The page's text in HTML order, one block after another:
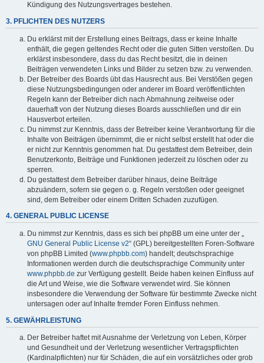
Kündigung des Nutzungsvertrages bestehen.
3. PFLICHTEN DES NUTZERS
Du erklärst mit der Erstellung eines Beitrags, dass er keine Inhalte
enthält, die gegen geltendes Recht oder die guten Sitten verstoßen. Du
erklärst insbesondere, dass du das Recht besitzt, die in deinen
Beiträgen verwendeten Links und Bilder zu setzen bzw. zu verwenden.
Der Betreiber des Boards übt das Hausrecht aus. Bei Verstößen gegen
diese Nutzungsbedingungen oder anderer im Board veröffentlichten
Regeln kann der Betreiber dich nach Abmahnung zeitweise oder
dauerhaft von der Nutzung dieses Boards ausschließen und dir ein
Hausverbot erteilen.
Du nimmst zur Kenntnis, dass der Betreiber keine Verantwortung für die
Inhalte von Beiträgen übernimmt, die er nicht selbst erstellt hat oder die
er nicht zur Kenntnis genommen hat. Du gestattest dem Betreiber, dein
Benutzerkonto, Beiträge und Funktionen jederzeit zu löschen oder zu
sperren.
Du gestattest dem Betreiber darüber hinaus, deine Beiträge
abzuändern, sofern sie gegen o. g. Regeln verstoßen oder geeignet
sind, dem Betreiber oder einem Dritten Schaden zuzufügen.
4. GENERAL PUBLIC LICENSE
Du nimmst zur Kenntnis, dass es sich bei phpBB um eine unter der „
GNU General Public License v2“ (GPL) bereitgestellten Foren-Software
von phpBB Limited (www.phpbb.com) handelt; deutschsprachige
Informationen werden durch die deutschsprachige Community unter
www.phpbb.de zur Verfügung gestellt. Beide haben keinen Einfluss auf
die Art und Weise, wie die Software verwendet wird. Sie können
insbesondere die Verwendung der Software für bestimmte Zwecke nicht
untersagen oder auf Inhalte fremder Foren Einfluss nehmen.
5. GEWÄHRLEISTUNG
Der Betreiber haftet mit Ausnahme der Verletzung von Leben, Körper
und Gesundheit und der Verletzung wesentlicher Vertragspflichten
(Kardinalpflichten) nur für Schäden, die auf ein vorsätzliches oder grob